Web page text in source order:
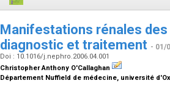
Manifestations rénales
diagnostic et traitement - 01/
Doi : 10.1016/j.nephro.2006.04.001
Christopher Anthony O'Callaghan
Département Nuffield de médecine, université